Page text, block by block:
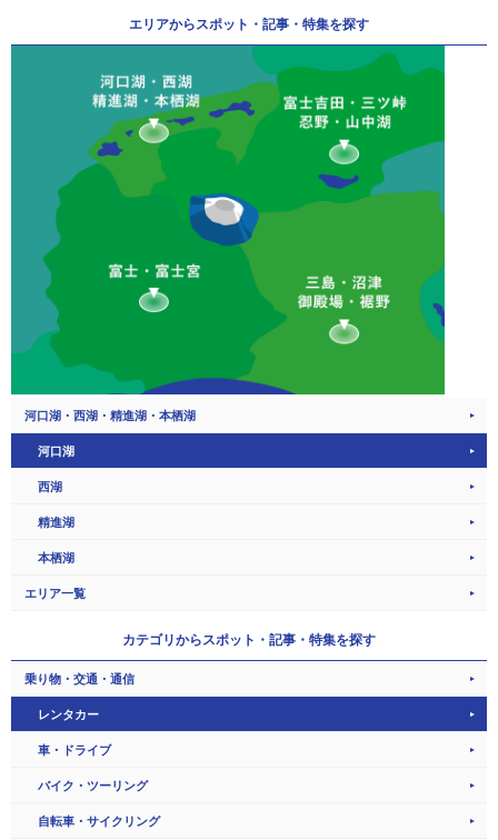
エリアからスポット・記事・特集を探す
河口湖・西湖・精進湖・本栖湖
河口湖
西湖
精進湖
本栖湖
エリア一覧
カテゴリからスポット・記事・特集を探す
乗り物・交通・通信
レンタカー
車・ドライブ
バイク・ツーリング
自転車・サイクリング